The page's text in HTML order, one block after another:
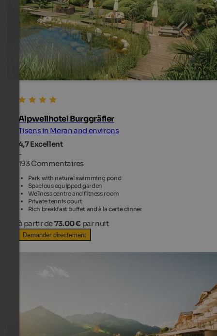
Alpwellhotel Burggräfler
Tisens in Meran and environs
4,7Excellent
-
193 Commentaires
Park with natural swimming pond
Spacious equipped garden
Wellness centre and fitness room
Private tennis court
Rich breakfast buffet and à la carte dinner
à partir de73.00 € par nuit
Demander directement